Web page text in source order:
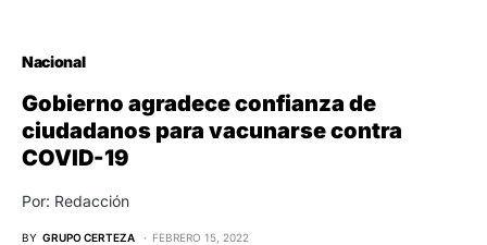
Nacional
Gobierno agradece confianza de
ciudadanos para vacunarse contra
COVID-19
Por: Redacción
BY GRUPO CERTEZA FEBRERO 15, 2022